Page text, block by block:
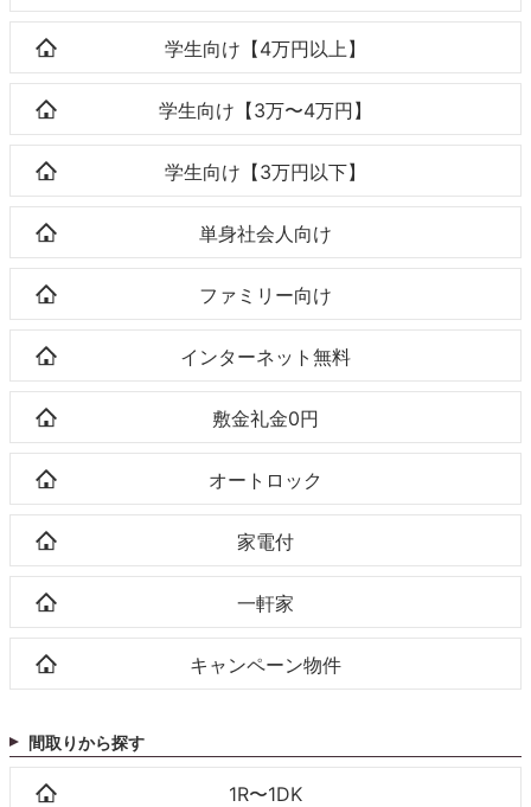
学生向け【4万円以上】
学生向け【3万〜4万円】
学生向け【3万円以下】
単身社会人向け
ファミリー向け
インターネット無料
敷金礼金0円
オートロック
家電付
一軒家
キャンペーン物件
間取りから探す
1R〜1DK